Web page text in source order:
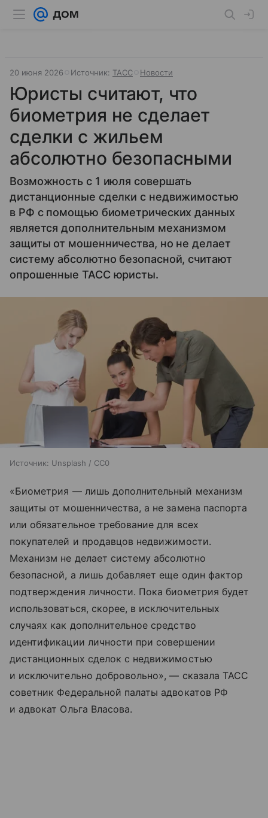
20 июня 2026 Источник: ТАСС Новости
Юристы считают, что
биометрия не сделает
сделки с жильем
абсолютно безопасными
Возможность с 1 июля совершать
дистанционные сделки с недвижимостью
в РФ с помощью биометрических данных
является дополнительным механизмом
защиты от мошенничества, но не делает
систему абсолютно безопасной, считают
опрошенные ТАСС юристы.
Источник: Unsplash / CC0
«Биометрия — лишь дополнительный механизм
защиты от мошенничества, а не замена паспорта
или обязательное требование для всех
покупателей и продавцов недвижимости.
Механизм не делает систему абсолютно
безопасной, а лишь добавляет еще один фактор
подтверждения личности. Пока биометрия будет
использоваться, скорее, в исключительных
случаях как дополнительное средство
идентификации личности при совершении
дистанционных сделок с недвижимостью
и исключительно добровольно», — сказала ТАСС
советник Федеральной палаты адвокатов РФ
и адвокат Ольга Власова.